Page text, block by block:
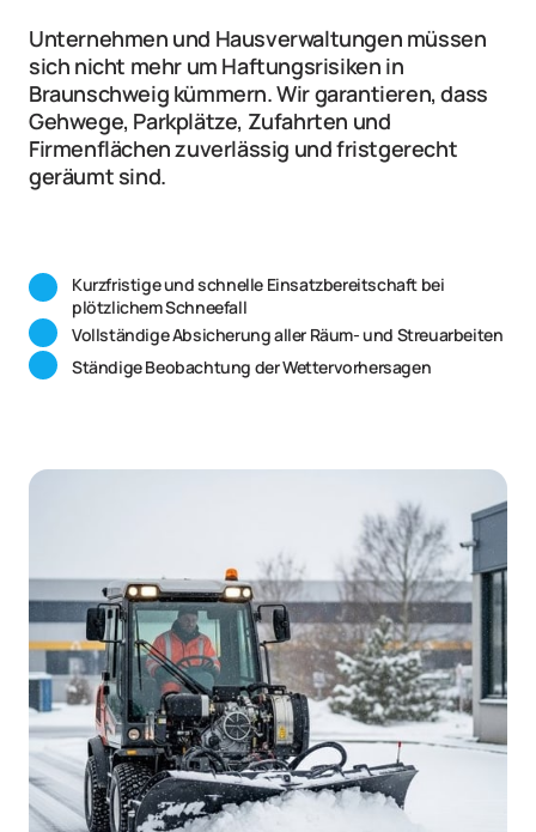
Unternehmen und Hausverwaltungen müssen
sich nicht mehr um Haftungsrisiken in
Braunschweig kümmern. Wir garantieren, dass
Gehwege, Parkplätze, Zufahrten und
Firmenflächen zuverlässig und fristgerecht
geräumt sind.
Kurzfristige und schnelle Einsatzbereitschaft bei
plötzlichem Schneefall
Vollständige Absicherung aller Räum- und Streuarbeiten
Ständige Beobachtung der Wettervorhersagen